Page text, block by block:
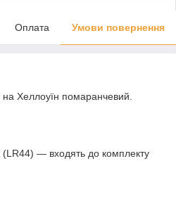
Оплата Умови повернення
на Хеллоуїн помаранчевий.
(LR44) — входять до комплекту